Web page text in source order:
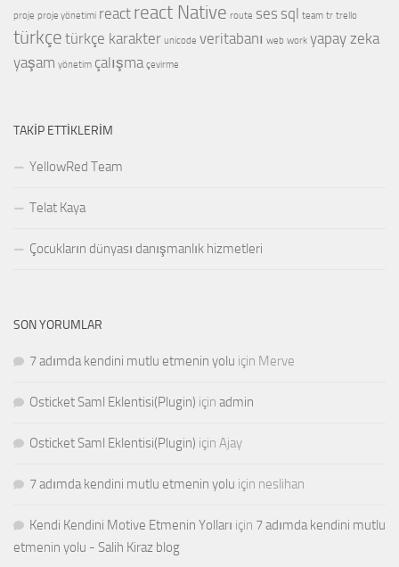
proje proje yönetimi react react Native route ses sql team tr trello
türkçe türkçe karakter unicode veritabanı web work yapay zeka
yaşam yönetim çalışma çevirme
TAKIP ETTIKLERIM
YellowRed Team
Telat Kaya
Çocukların dünyası danışmanlık hizmetleri
SON YORUMLAR
7 adımda kendini mutlu etmenin yolu için Merve
Osticket Saml Eklentisi(Plugin) için admin
Osticket Saml Eklentisi(Plugin) için Ajay
7 adımda kendini mutlu etmenin yolu için neslihan
Kendi Kendini Motive Etmenin Yolları için 7 adımda kendini mutlu
etmenin yolu - Salih Kiraz blog